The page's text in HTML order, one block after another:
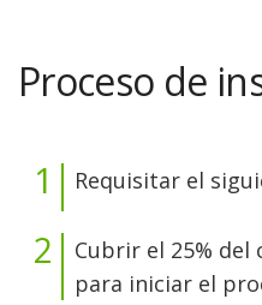
Proceso de
Requisitar el
Cubrir el 25%
para iniciar el